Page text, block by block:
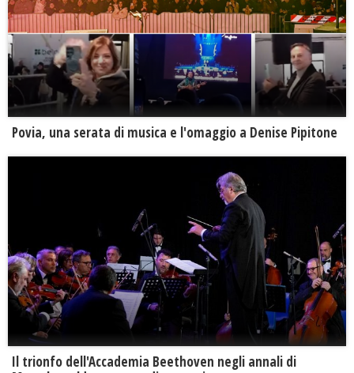
Povia, una serata di musica e l'omaggio a Denise Pipitone
Il trionfo dell'Accademia Beethoven negli annali di